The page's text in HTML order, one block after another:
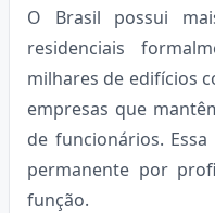
O Brasil possui
residenciais
milhares de edifícios
empresas que
de funcionários.
permanente por
função.